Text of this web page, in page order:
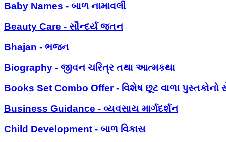
Baby Names - બાળ નામાવલી
Beauty Care - સૌન્દર્ય જતન
Bhajan - ભજન
Biography - જીવન ચરિત્ર તથા આત્મકથા
Books Set Combo Offer - વિશેષ છૂટ વાળા પુસ્તકોનો
Business Guidance - વ્યવસાય માર્ગદર્શન
Child Development - બાળ વિકાસ